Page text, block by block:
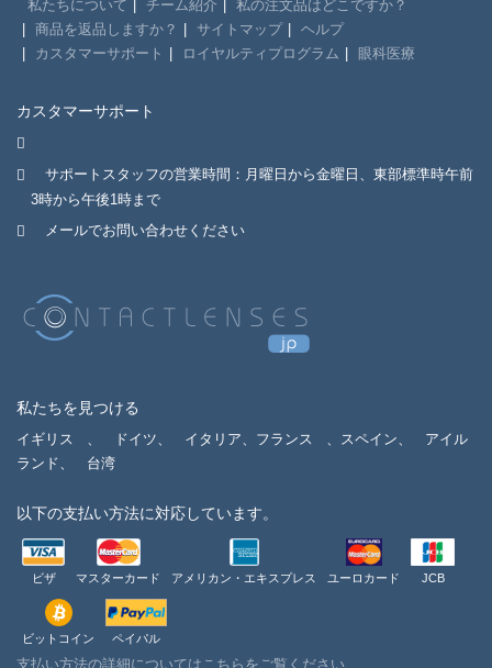
私たちについて チーム紹介
私の注文品はどこですか？
商品を返品しますか？
サイトマップ
ヘルプ
カスタマーサポート
ロイヤルティプログラム 眼科医療
カスタマーサポート
サポートスタッフの営業時間：月曜日から金曜日、東部標準時午前
3時から午後1時まで
メールでお問い合わせください
私たちを見つける
イギリス 、 ドイツ、 イタリア、フランス 、スペイン、
アイル
ランド、
台湾
以下の支払い方法に対応しています。
ビザ マスターカード アメリカン・エキスプレス ユーロカード JCB
ビットコイン ペイパル
支払い方法の詳細についてはこちらをご覧ください